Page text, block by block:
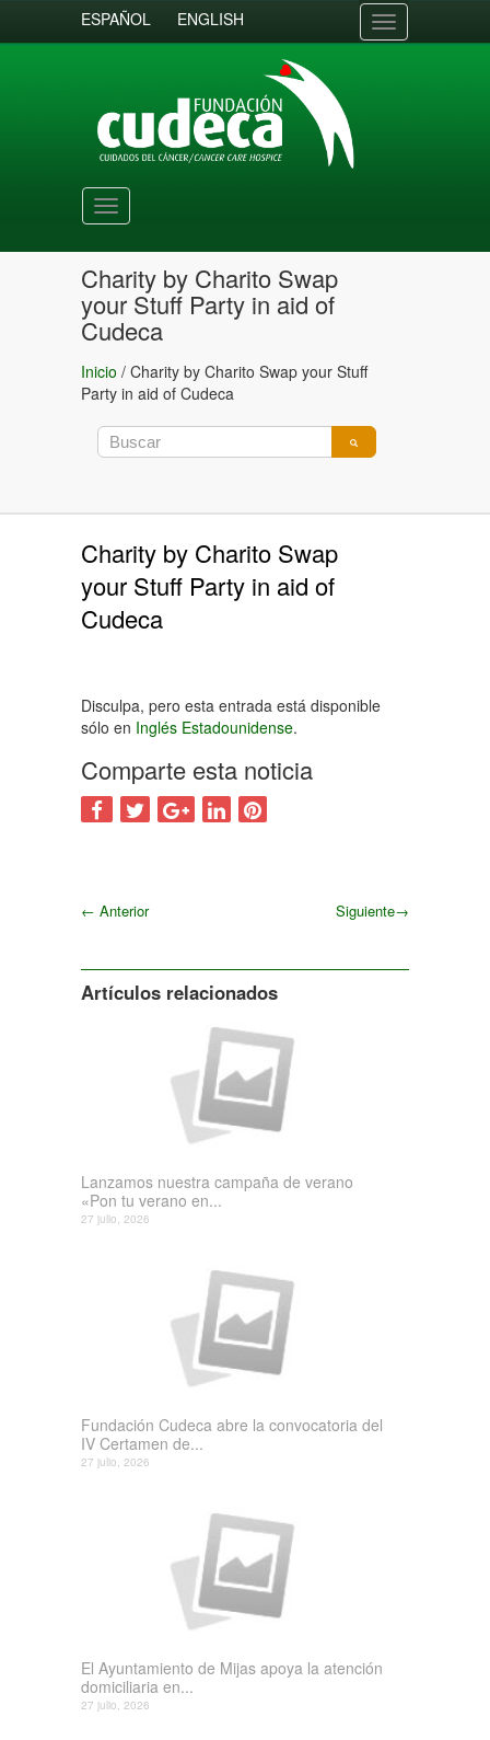
ESPAÑOL ENGLISH
Toggle
navigation
Toggle
navigation
Charity by Charito Swap
your Stuff Party in aid of
Cudeca
Inicio / Charity by Charito Swap your Stuff
Party in aid of Cudeca
Charity by Charito Swap
your Stuff Party in aid of
Cudeca
Disculpa, pero esta entrada está disponible
sólo en Inglés Estadounidense.
Comparte esta noticia
← Anterior Siguiente→
Artículos relacionados
Lanzamos nuestra campaña de verano
«Pon tu verano en...
27 julio, 2026
Fundación Cudeca abre la convocatoria del
IV Certamen de...
27 julio, 2026
El Ayuntamiento de Mijas apoya la atención
domiciliaria en...
27 julio, 2026